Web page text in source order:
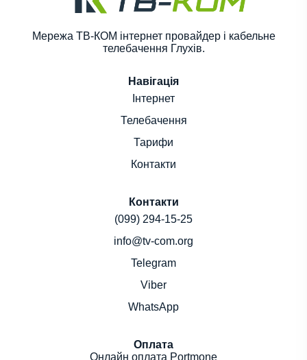
Мережа ТВ-КОМ інтернет провайдер і кабельне
телебачення Глухів.
Навігація
Інтернет
Телебачення
Тарифи
Контакти
Контакти
(099) 294-15-25
info@tv-com.org
Telegram
Viber
WhatsApp
Оплата
Онлайн оплата Portmone